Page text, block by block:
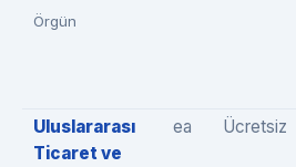
Örgün
Uluslararası
Ticaret ve
ea Ücretsiz